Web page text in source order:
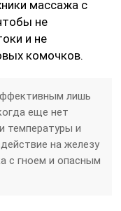
массажа с
не
и не
комочков.
лишь
еще нет
температуры и
на железу
с гноем и опасным